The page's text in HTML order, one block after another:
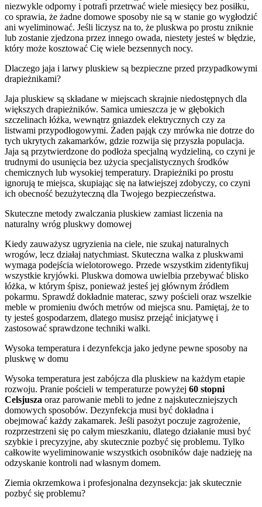
niezwykle odporny i potrafi przetrwać wiele miesięcy bez posiłku,
co sprawia, że żadne domowe sposoby nie są w stanie go wygłodzić
ani wyeliminować. Jeśli liczysz na to, że pluskwa po prostu zniknie
lub zostanie zjedzona przez innego owada, niestety jesteś w błędzie,
który może kosztować Cię wiele bezsennych nocy.
Dlaczego jaja i larwy pluskiew są bezpieczne przed przypadkowymi
drapieżnikami?
Jaja pluskiew są składane w miejscach skrajnie niedostępnych dla
większych drapieżników. Samica umieszcza je w głębokich
szczelinach łóżka, wewnątrz gniazdek elektrycznych czy za
listwami przypodłogowymi. Żaden pająk czy mrówka nie dotrze do
tych ukrytych zakamarków, gdzie rozwija się przyszła populacja.
Jaja są przytwierdzone do podłoża specjalną wydzieliną, co czyni je
trudnymi do usunięcia bez użycia specjalistycznych środków
chemicznych lub wysokiej temperatury. Drapieżniki po prostu
ignorują te miejsca, skupiając się na łatwiejszej zdobyczy, co czyni
ich obecność bezużyteczną dla Twojego bezpieczeństwa.
Skuteczne metody zwalczania pluskiew zamiast liczenia na
naturalny wróg pluskwy domowej
Kiedy zauważysz ugryzienia na ciele, nie szukaj naturalnych
wrogów, lecz działaj natychmiast. Skuteczna walka z pluskwami
wymaga podejścia wielotorowego. Przede wszystkim zidentyfikuj
wszystkie kryjówki. Pluskwa domowa uwielbia przebywać blisko
łóżka, w którym śpisz, ponieważ jesteś jej głównym źródłem
pokarmu. Sprawdź dokładnie materac, szwy pościeli oraz wszelkie
meble w promieniu dwóch metrów od miejsca snu. Pamiętaj, że to
ty jesteś gospodarzem, dlatego musisz przejąć inicjatywę i
zastosować sprawdzone techniki walki.
Wysoka temperatura i dezynfekcja jako jedyne pewne sposoby na
pluskwę w domu
Wysoka temperatura jest zabójcza dla pluskiew na każdym etapie
rozwoju. Pranie pościeli w temperaturze powyżej 60 stopni
Celsjusza oraz parowanie mebli to jedne z najskuteczniejszych
domowych sposobów. Dezynfekcja musi być dokładna i
obejmować każdy zakamarek. Jeśli pasożyt poczuje zagrożenie,
rozprzestrzeni się po całym mieszkaniu, dlatego działanie musi być
szybkie i precyzyjne, aby skutecznie pozbyć się problemu. Tylko
całkowite wyeliminowanie wszystkich osobników daje nadzieję na
odzyskanie kontroli nad własnym domem.
Ziemia okrzemkowa i profesjonalna dezynsekcja: jak skutecznie
pozbyć się problemu?